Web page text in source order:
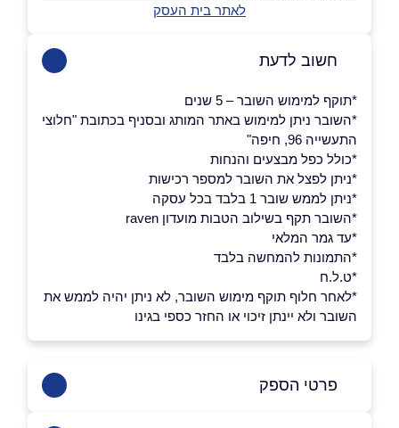
לאתר בית העסק
חשוב לדעת
*תוקף למימוש השובר – 5 שנים
*השובר ניתן למימוש באתר המותג ובסניף בכתובת "חלוצי
התעשייה 96, חיפה"
*כולל כפל מבצעים והנחות
*ניתן לפצל את השובר למספר רכישות
*ניתן לממש שובר 1 בלבד בכל עסקה
*השובר תקף בשילוב הטבות מועדון raven
*עד גמר המלאי
*התמונות להמחשה בלבד
*ט.ל.ח
*לאחר חלוף תוקף מימוש השובר, לא ניתן יהיה לממש את
השובר ולא יינתן זיכוי או החזר כספי בגינו
פרטי הספק